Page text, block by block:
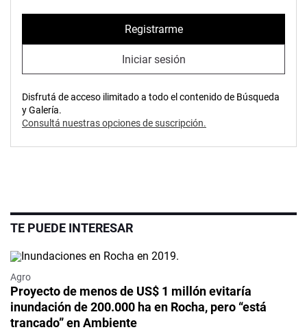
Registrarme
Iniciar sesión
Disfrutá de acceso ilimitado a todo el contenido de Búsqueda
y Galería.
Consultá nuestras opciones de suscripción.
TE PUEDE INTERESAR
Agro
Proyecto de menos de US$ 1 millón evitaría
inundación de 200.000 ha en Rocha, pero “está
trancado” en Ambiente